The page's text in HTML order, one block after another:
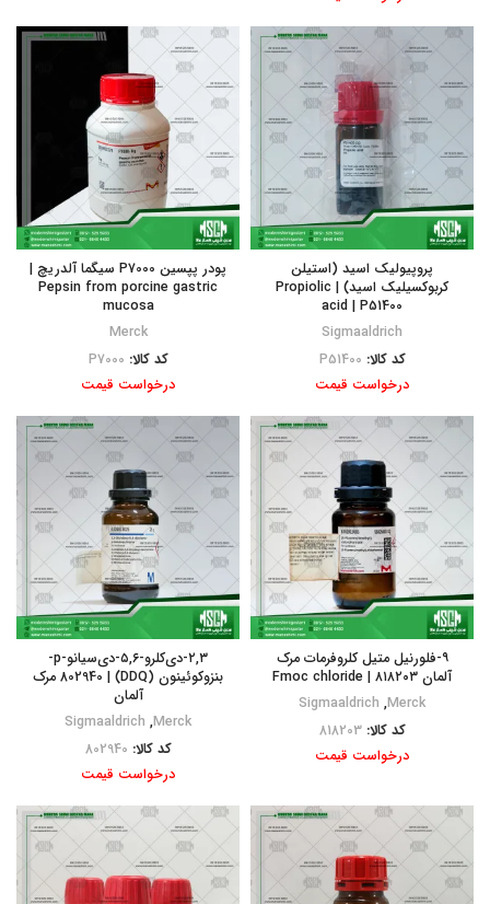
پروپیولیک اسید (استیلن
کربوکسیلیک اسید) | Propiolic
acid | P51400
Sigmaaldrich
کد کالا: P51400
درخواست قیمت
پودر پپسین P7000 سیگما آلدریچ |
Pepsin from porcine gastric
mucosa
Merck
کد کالا: P7000
درخواست قیمت
۹-فلورنیل متیل کلروفرمات مرک
آلمان ۸۱۸۲۰۳ | Fmoc chloride
Merck
,
Sigmaaldrich
کد کالا:818203
درخواست قیمت
۲,۳-دی‌کلرو-۵,۶-دی‌سیانو-p-
بنزوکوئینون (DDQ) | 802940 مرک
آلمان
Merck
,
Sigmaaldrich
کد کالا: 802940
درخواست قیمت